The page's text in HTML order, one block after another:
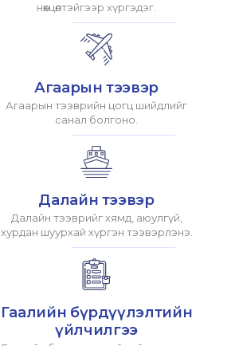
нөхцөлтэйгээр хүргэдэг.
Агаарын тээвэр
Агаарын тээврийн цогц шийдлийг
санал болгоно.
Далайн тээвэр
Далайн тээврийг хямд, аюулгүй,
хурдан шуурхай хүргэн тээвэрлэнэ.
Гаалийн бүрдүүлэлтийн
үйлчилгээ